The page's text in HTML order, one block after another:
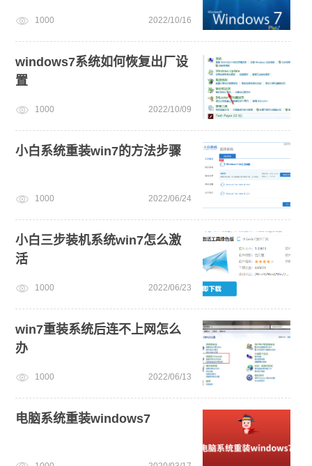
windows11升级 win7系统重装
1000 2022/10/16
windows7系统如何恢复出厂设
置
1000 2022/10/09
小白系统重装win7的方法步骤
1000 2022/06/24
小白三步装机系统win7怎么激
活
1000 2022/06/23
win7重装系统后连不上网怎么
办
1000 2022/06/13
电脑系统重装windows7